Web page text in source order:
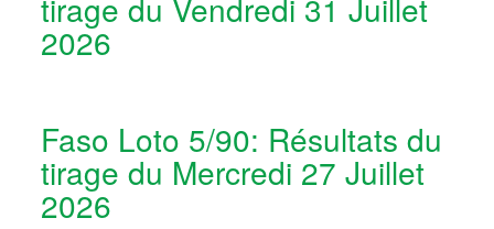
tirage du Vendredi 31 Juillet
2026
Faso Loto 5/90: Résultats du
tirage du Mercredi 27 Juillet
2026